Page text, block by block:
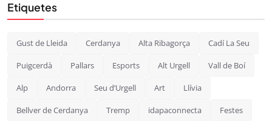
Etiquetes
Gust de Lleida Cerdanya Alta Ribagorça Cadí La Seu
Puigcerdà Pallars Esports Alt Urgell Vall de Boí
Alp Andorra Seu d’Urgell Art Llívia
Bellver de Cerdanya Tremp idapaconnecta Festes